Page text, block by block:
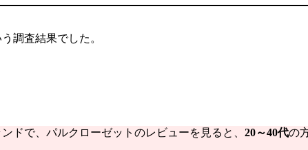
調査結果でした。
ドで、パルクローゼットのレビューを見ると、 20～40代の